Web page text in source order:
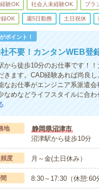
験OK 社会人未経験OK ブラ
録OK 週5日勤務 土日祝休
ポイント！
不要！カンタンWEB登
から徒歩10分のお仕事です！
きます。CAD経験あれば尚良
なお仕事がエンジニア系派遣
なめなどライフスタイルに合
地
静岡県沼津市
沼津駅から徒歩10分
度 月～金(土日休み）
8:30～17:30（休憩